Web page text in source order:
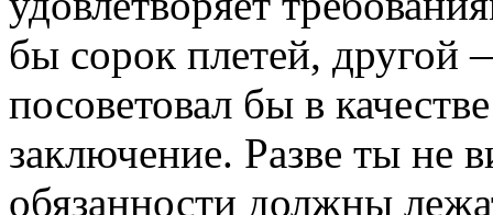
бы сорок плетей, другой
посоветовал бы в
заключение. Разве ты не
обязанности должны